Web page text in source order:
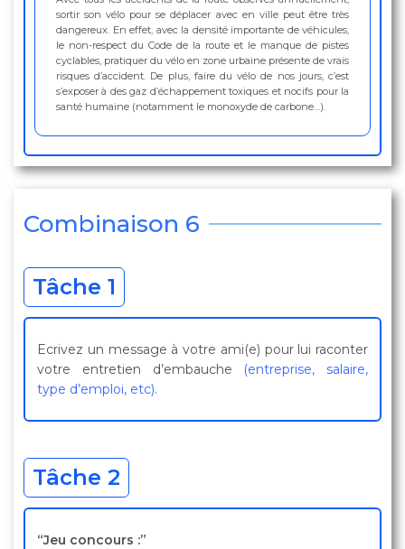
sortir son vélo pour se déplacer avec en ville peut être très
dangereux. En effet, avec la densité importante de véhicules,
le non-respect du Code de la route et le manque de pistes
cyclables, pratiquer du vélo en zone urbaine présente de vrais
risques d’accident. De plus, faire du vélo de nos jours, c’est
s’exposer à des gaz d’échappement toxiques et nocifs pour la
santé humaine (notamment le monoxyde de carbone…).
Combinaison 6
Tâche 1
Ecrivez un message à votre ami(e) pour lui raconter
votre entretien d’embauche (entreprise, salaire,
type d’emploi, etc).
Tâche 2
“Jeu concours :”